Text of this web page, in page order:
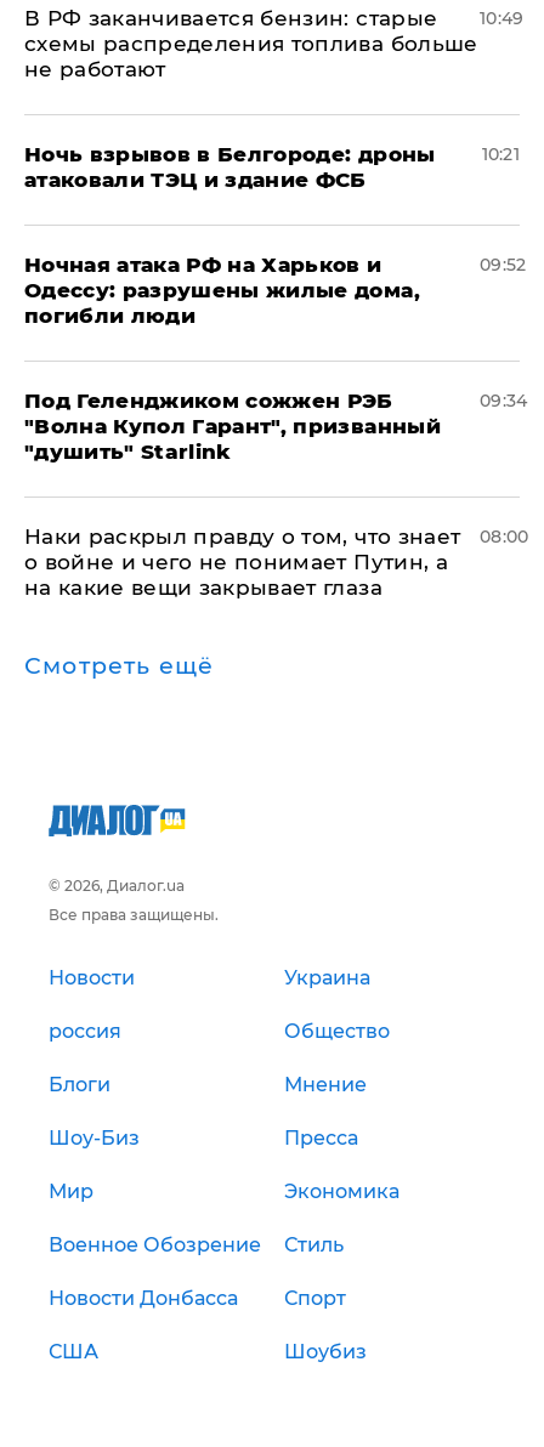
​В РФ заканчивается бензин: старые
схемы распределения топлива больше
не работают
10:49
​Ночь взрывов в Белгороде: дроны
атаковали ТЭЦ и здание ФСБ
10:21
​Ночная атака РФ на Харьков и
Одессу: разрушены жилые дома,
погибли люди
09:52
Под Геленджиком сожжен РЭБ
"Волна Купол Гарант", призванный
"душить" Starlink
09:34
Наки раскрыл правду о том, что знает
о войне и чего не понимает Путин, а
на какие вещи закрывает глаза
08:00
Смотреть ещё
© 2026, Диалог.ua
Все права защищены.
Новости Украина
россия Общество
Блоги Мнение
Шоу-Биз Пресса
Мир Экономика
Военное Обозрение Стиль
Новости Донбасса Спорт
США Шоубиз